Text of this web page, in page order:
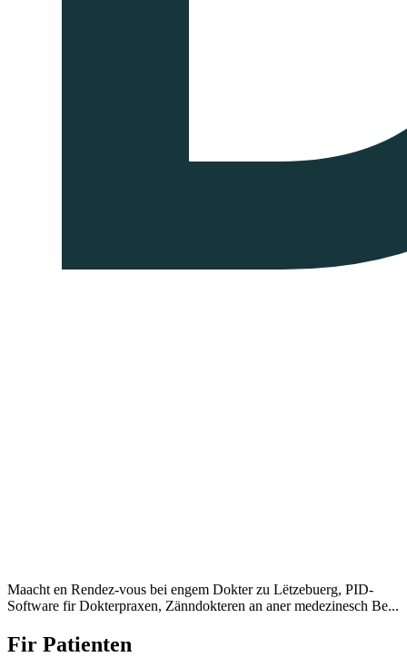
Maacht en Rendez-vous bei engem Dokter zu Lëtzebuerg, PID-
Software fir Dokterpraxen, Zänndokteren an aner medezinesch Be...
Fir Patienten